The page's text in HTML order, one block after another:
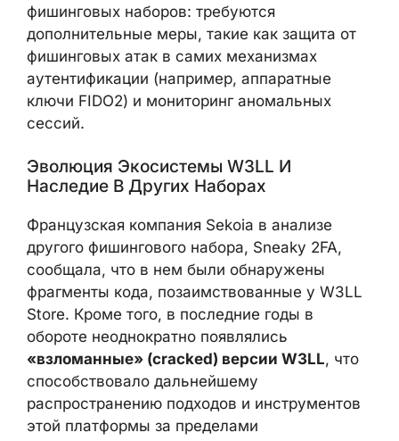
подтверждала вход в приложении. Для
компании это означает, что простое
внедрение MFA уже недостаточно для
защиты от современных фишинговых
наборов: требуются дополнительные меры,
такие как защита от фишинговых атак в
(например, аппаратные ключи FIDO2) и
мониторинг аномальных сессий.
Эволюция Экосистемы W3LL И
Наследие В Других Наборах
Французская компания Sekoia в анализе
другого фишингового набора, Sneaky 2FA,
сообщала, что в нем были обнаружены
фрагменты кода, позаимствованные у
W3LL Store. Кроме того, в последние годы
в обороте неоднократно появлялись
«взломанные» (cracked) версии W3LL